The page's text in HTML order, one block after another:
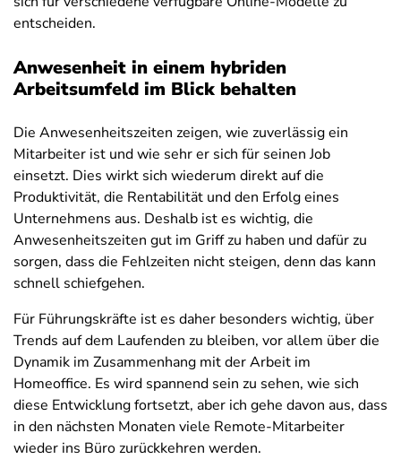
entscheiden.
Anwesenheit in einem hybriden
Arbeitsumfeld im Blick behalten
Die Anwesenheitszeiten zeigen, wie zuverlässig ein
Mitarbeiter ist und wie sehr er sich für seinen Job
einsetzt. Dies wirkt sich wiederum direkt auf die
Produktivität, die Rentabilität und den Erfolg eines
Unternehmens aus. Deshalb ist es wichtig, die
Anwesenheitszeiten gut im Griff zu haben und dafür zu
sorgen, dass die Fehlzeiten nicht steigen, denn das kann
schnell schiefgehen.
Für Führungskräfte ist es daher besonders wichtig, über
Trends auf dem Laufenden zu bleiben, vor allem über die
Dynamik im Zusammenhang mit der Arbeit im
Homeoffice. Es wird spannend sein zu sehen, wie sich
diese Entwicklung fortsetzt, aber ich gehe davon aus, dass
in den nächsten Monaten viele Remote-Mitarbeiter
wieder ins Büro zurückkehren werden.